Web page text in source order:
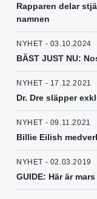
Rapparen delar
namnen
NYHET - 03.10.2024
BÄST JUST NU:
NYHET - 17.12.2021
Dr. Dre släpper
NYHET - 09.11.2021
Billie Eilish
NYHET - 02.03.2019
GUIDE: Här är